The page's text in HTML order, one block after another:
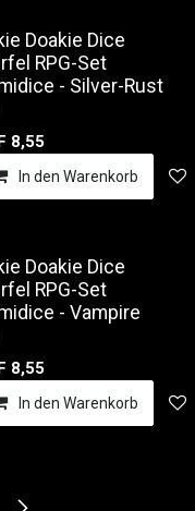
Doakie Dice
RPG-Set
- Silver-Rust
8,55
In den Warenkorb
Wunschliste
Doakie Dice
RPG-Set
- Vampire
8,55
In den Warenkorb